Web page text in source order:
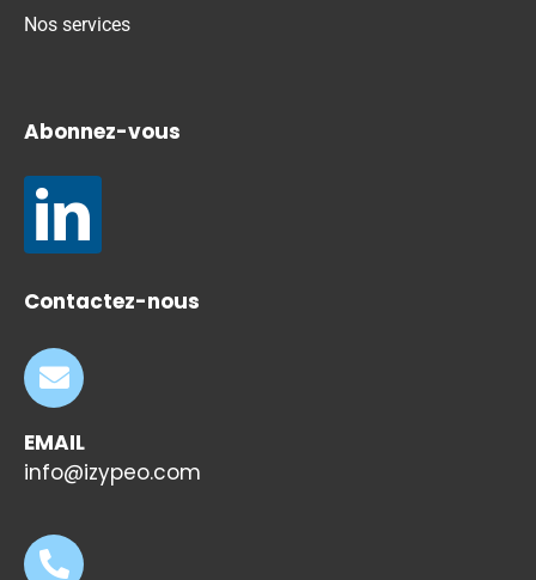
Nos services
Abonnez-vous
Contactez-nous
EMAIL
info@izypeo.com